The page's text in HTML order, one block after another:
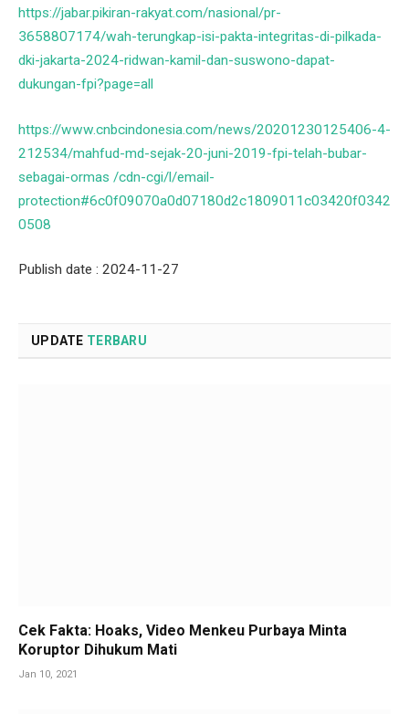
https://jabar.pikiran-rakyat.com/nasional/pr-
3658807174/wah-terungkap-isi-pakta-integritas-di-pilkada-
dki-jakarta-2024-ridwan-kamil-dan-suswono-dapat-
dukungan-fpi?page=all
https://www.cnbcindonesia.com/news/20201230125406-4-
212534/mahfud-md-sejak-20-juni-2019-fpi-telah-bubar-
sebagai-ormas /cdn-cgi/l/email-
protection#6c0f09070a0d07180d2c1809011c03420f0342
0508
Publish date : 2024-11-27
UPDATE TERBARU
Cek Fakta: Hoaks, Video Menkeu Purbaya Minta
Koruptor Dihukum Mati
Jan 10, 2021